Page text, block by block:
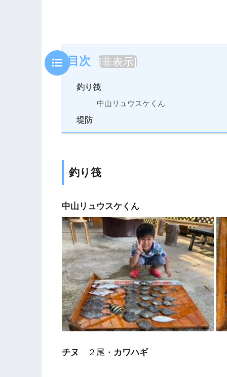
目次 [非表示]
釣り筏
中山リュウスケくん
堤防
釣り筏
中山リュウスケくん
チヌ ２尾・ カワハギ